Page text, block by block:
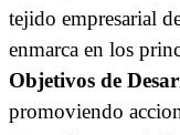
tejido empresarial
enmarca en los
Objetivos de
promoviendo